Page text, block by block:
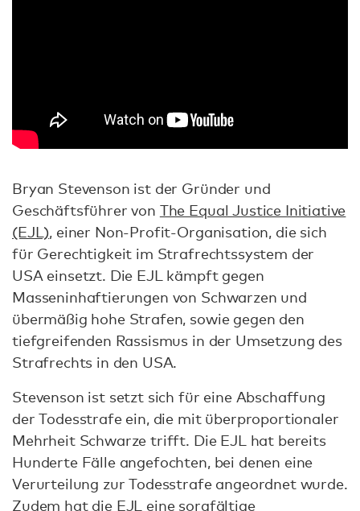
Bryan Stevenson ist der Gründer und
Geschäftsführer von The Equal Justice Initiative
(EJL), einer Non-Profit-Organisation, die sich
für Gerechtigkeit im Strafrechtssystem der
USA einsetzt. Die EJL kämpft gegen
Masseninhaftierungen von Schwarzen und
übermäßig hohe Strafen, sowie gegen den
tiefgreifenden Rassismus in der Umsetzung des
Strafrechts in den USA.
Stevenson ist setzt sich für eine Abschaffung
der Todesstrafe ein, die mit überproportionaler
Mehrheit Schwarze trifft. Die EJL hat bereits
Hunderte Fälle angefochten, bei denen eine
Verurteilung zur Todesstrafe angeordnet wurde.
Zudem hat die EJL eine sorgfältige